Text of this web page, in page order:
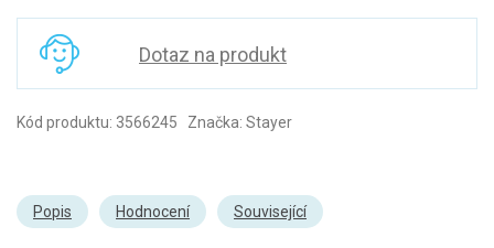
Dotaz na produkt
Kód produktu: 3566245 Značka: Stayer
Popis Hodnocení Související